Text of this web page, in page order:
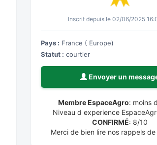
Inscrit depuis le 02/06/2025
Pays : France ( Europe)
Statut : courtier
Envoyer un
Membre EspaceAgro: moins
Niveau d experience
CONFIRMÉ: 8/10
Merci de bien lire nos rappels